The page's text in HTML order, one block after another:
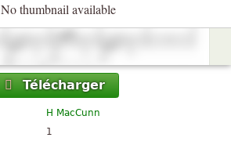
No thumbnail available
Télécharger
H MacCunn
1